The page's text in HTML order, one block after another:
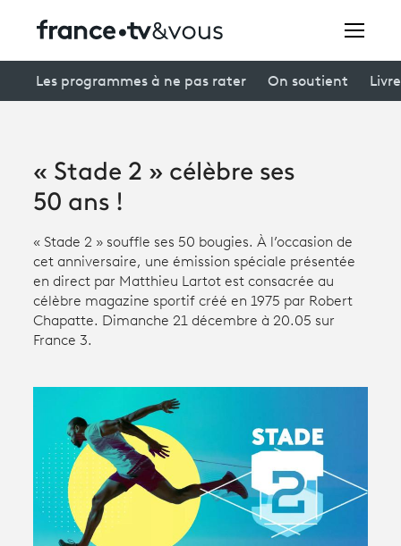
connexion
Avantages fidélité
Creators
Participer et assister à une émission
À votre écoute
Productions et innovation
Les programmes à ne pas rater On soutient
« Stade 2 » célèbre ses
50 ans !
« Stade 2 » souffle ses 50 bougies. À l’occasion de
cet anniversaire, une émission spéciale présentée
en direct par Matthieu Lartot est consacrée au
célèbre magazine sportif créé en 1975 par Robert
Chapatte. Dimanche 21 décembre à 20.05 sur
France 3.